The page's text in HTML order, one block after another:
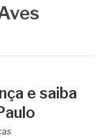
e saiba